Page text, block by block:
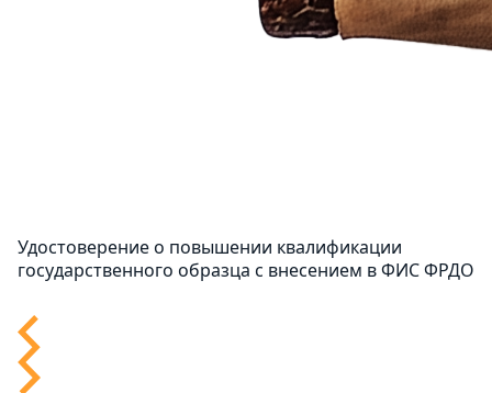
Удостоверение о повышении квалификации
государственного образца с внесением в ФИС ФРДО